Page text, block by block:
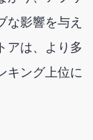
な影響を与え
アは、より多
キング上位に